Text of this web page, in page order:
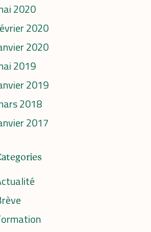
2020
2020
2020
2019
2019
2018
2017